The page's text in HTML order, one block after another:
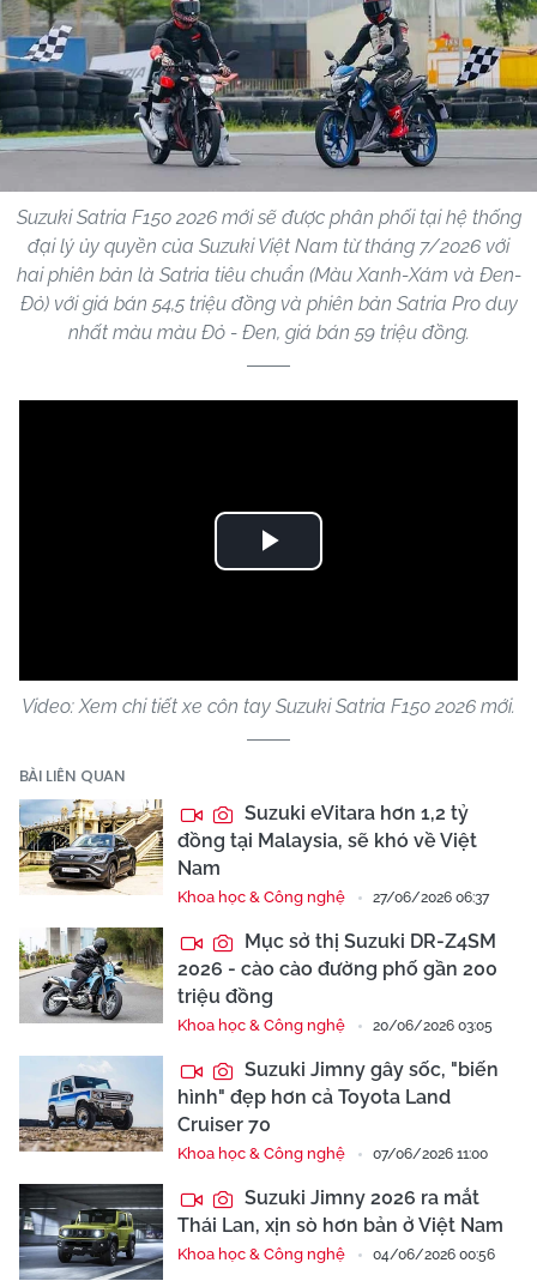
Suzuki Satria F150 2026 mới sẽ được phân phối tại hệ thống
đại lý ủy quyền của Suzuki Việt Nam từ tháng 7/2026 với
hai phiên bản là Satria tiêu chuẩn (Màu Xanh-Xám và Đen-
Đỏ) với giá bán 54,5 triệu đồng và phiên bản Satria Pro duy
nhất màu màu Đỏ - Đen, giá bán 59 triệu đồng.
Play
Video: Xem chi tiết xe côn tay Suzuki Satria F150 2026 mới.
BÀI LIÊN QUAN
Suzuki eVitara hơn 1,2 tỷ
đồng tại Malaysia, sẽ khó về Việt
Nam
Khoa học & Công nghệ 27/06/2026 06:37
Mục sở thị Suzuki DR-Z4SM
2026 - cào cào đường phố gần 200
triệu đồng
Khoa học & Công nghệ 20/06/2026 03:05
Suzuki Jimny gây sốc, "biến
hình" đẹp hơn cả Toyota Land
Cruiser 70
Khoa học & Công nghệ 07/06/2026 11:00
Suzuki Jimny 2026 ra mắt
Thái Lan, xịn sò hơn bản ở Việt Nam
Khoa học & Công nghệ 04/06/2026 00:56